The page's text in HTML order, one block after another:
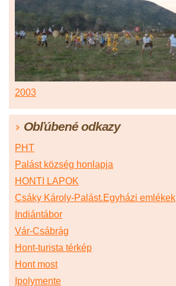
2003
Obľúbené odkazy
PHT
Palást község honlapja
HONTI LAPOK
Csáky Károly-Palást.Egyházi emlékek
Indiántábor
Vár-Csábrág
Hont-turista térkép
Hont most
Ipolymente